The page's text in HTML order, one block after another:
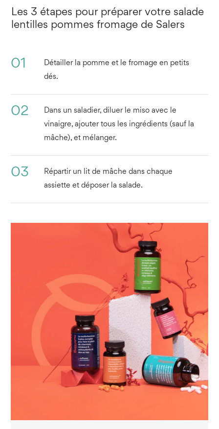
Les 3 étapes pour préparer votre salade
lentilles pommes fromage de Salers
01
Détailler la pomme et le fromage en petits
dés.
02
Dans un saladier, diluer le miso avec le
vinaigre, ajouter tous les ingrédients (sauf la
mâche), et mélanger.
03
Répartir un lit de mâche dans chaque
assiette et déposer la salade.